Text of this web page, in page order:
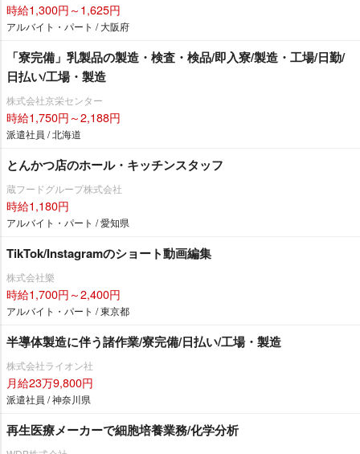
時給1,300円～1,625円
アルバイト・パート / 大阪府
「寮完備」乳製品の製造・検査・検品/即入寮/製造・工場/日勤/
日払い/工場・製造
株式会社京栄センター
時給1,750円～2,188円
派遣社員 / 北海道
とんかつ店のホール・キッチンスタッフ
蔵フードグループ株式会社
時給1,180円
アルバイト・パート / 愛知県
TikTok/Instagramのショート動画編集
株式会社樂
時給1,700円～2,400円
アルバイト・パート / 東京都
半導体製造に伴う諸作業/寮完備/日払い/工場・製造
株式会社ライオン社
月給23万9,800円
派遣社員 / 神奈川県
再生医療メーカーで細胞培養業務/化学分析